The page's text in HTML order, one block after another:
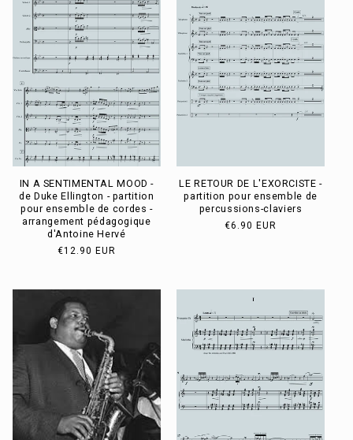
IN A SENTIMENTAL MOOD -
de Duke Ellington - partition
pour ensemble de cordes -
arrangement pédagogique
d'Antoine Hervé
Prix
€12.90 EUR
LE RETOUR DE L'EXORCISTE -
partition pour ensemble de
percussions-claviers
Prix
€6.90 EUR